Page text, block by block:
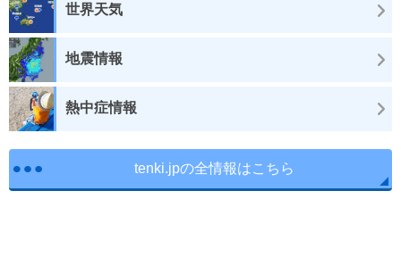
世界天気
地震情報
熱中症情報
tenki.jpの全情報はこちら